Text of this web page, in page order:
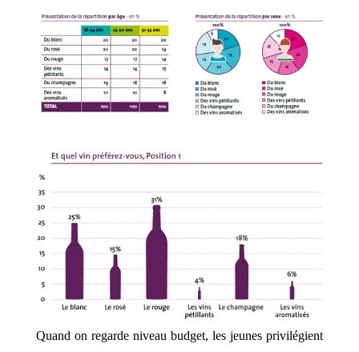
Quand on regarde niveau budget, les jeunes privilégient